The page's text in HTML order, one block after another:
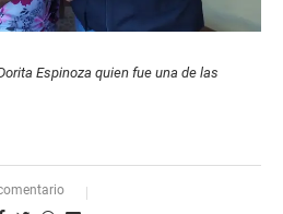
Espinoza quien fue una de las